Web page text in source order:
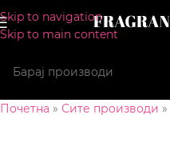
Skip to navigation
Skip to main content
Почетна » Сите производи »